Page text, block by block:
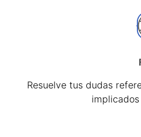
Resuelve tus dudas